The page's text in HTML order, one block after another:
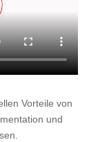
Vorteile von
und